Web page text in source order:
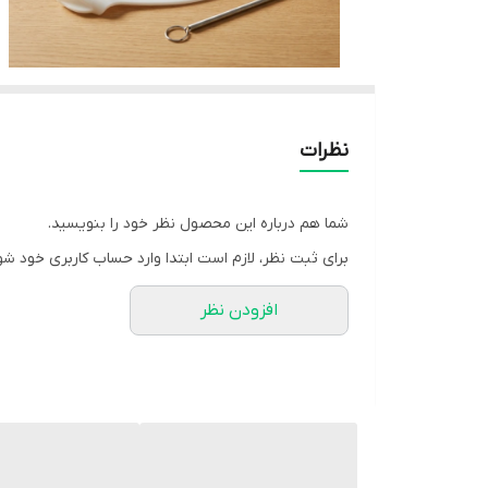
نظرات
شما هم درباره این محصول نظر خود را بنویسید.
برای ثبت نظر، لازم است ابتدا وارد حساب کاربری خود
افزودن نظر